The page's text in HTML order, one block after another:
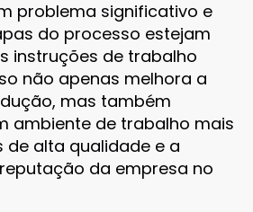
problema significativo e
do processo estejam
instruções de trabalho
não apenas melhora a
mas também
ambiente de trabalho mais
de alta qualidade e a
da empresa no